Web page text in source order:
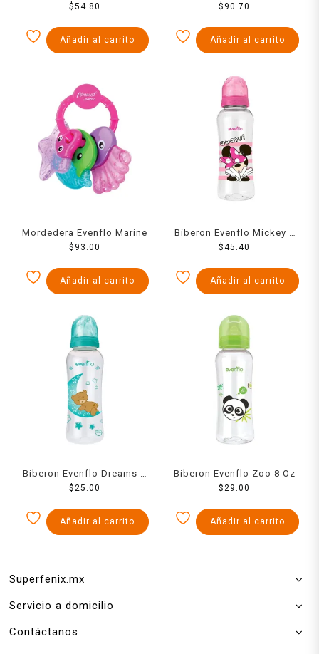
Rapido
$54.80
Añadir al carrito
Con Esponja
$ 90.70
Añadir al carrito
Mordedera Evenflo Marine
$ 93.00
Añadir al carrito
Biberon Evenflo Mickey 8
Ozs
$45.40
Añadir al carrito
Biberon Evenflo Dreams 8
Oz
$25.00
Añadir al carrito
Biberon Evenflo Zoo 8 Oz
$29.00
Añadir al carrito
Superfenix.mx
Servicio a domicilio
Contáctanos